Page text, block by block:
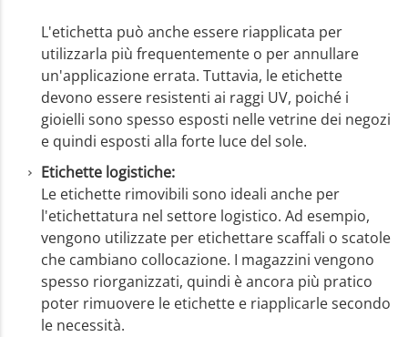
L'etichetta può anche essere riapplicata per
utilizzarla più frequentemente o per annullare
un'applicazione errata. Tuttavia, le etichette
devono essere resistenti ai raggi UV, poiché i
gioielli sono spesso esposti nelle vetrine dei negozi
e quindi esposti alla forte luce del sole.
Etichette logistiche:
Le etichette rimovibili sono ideali anche per
l'etichettatura nel settore logistico. Ad esempio,
vengono utilizzate per etichettare scaffali o scatole
che cambiano collocazione. I magazzini vengono
spesso riorganizzati, quindi è ancora più pratico
poter rimuovere le etichette e riapplicarle secondo
le necessità.